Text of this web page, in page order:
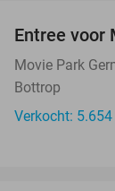
Entree voor
Movie Park
Bottrop
Verkocht: 5.654